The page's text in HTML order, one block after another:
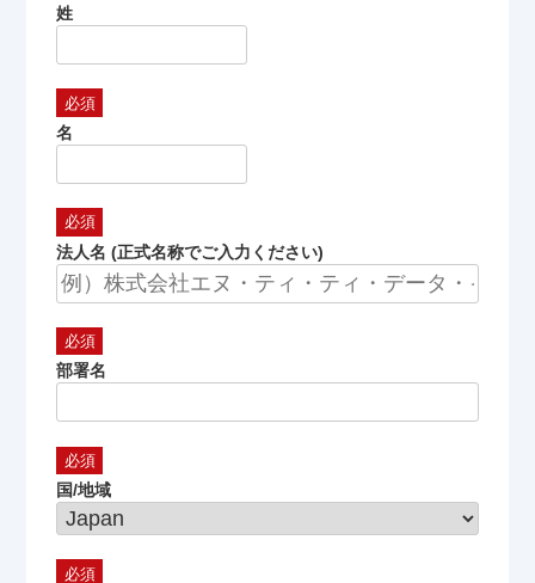
姓
名
法人名 (正式名称でご入力ください)
部署名
国/地域